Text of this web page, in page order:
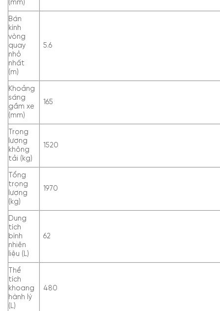
(mm)
Bán
kính
vòng
quay
nhỏ
nhất
(m)
5.6
Khoảng
sáng
gầm xe
(mm)
165
Trọng
lượng
không
tải (kg)
1520
Tổng
trọng
lượng
(kg)
1970
Dung
tích
bình
nhiên
liệu (L)
62
Thể
tích
khoang
hành lý
(L)
480